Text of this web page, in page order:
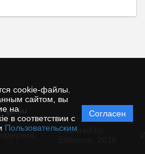
cookie-файлы.
сайтом, вы
на
в соответствии с
Пользовательским
Согласен
qje.su
Powered by